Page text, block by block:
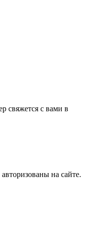
свяжется с вами в
на сайте.